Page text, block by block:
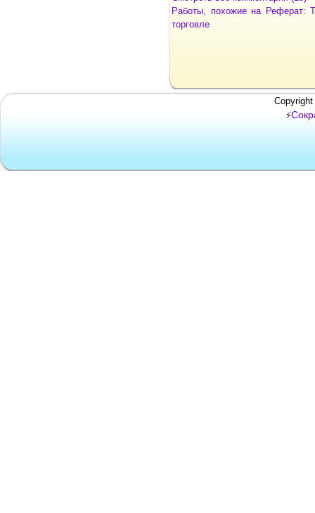
Работы, похожие на Реферат:
торговле
⚡